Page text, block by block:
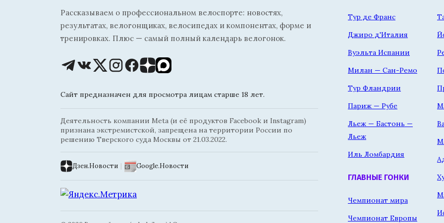
Рассказываем о профессиональном велоспорте: новостях,
результатах, велогонщиках, велосипедах и компонентах, форме и
тренировках. Плюс — самый полный календарь велогонок.
Сайт предназначен для просмотра лицам старше 18 лет.
Деятельность компании Meta (и её продуктов Facebook и Instagram)
признана экстремистской, запрещена на территории России по
решению Тверского суда Москвы от 21.03.2022.
Дзен.Новости | Google.Новости
Тур де Франс
Джиро д'Италия
Вуэльта Испании
Милан — Сан-Ремо
Тур Фландрии
Париж — Рубе
Льеж — Бастонь —
Льеж
Иль Ломбардия
ГЛАВНЫЕ ГОНКИ
Чемпионат мира
Чемпионат Европы